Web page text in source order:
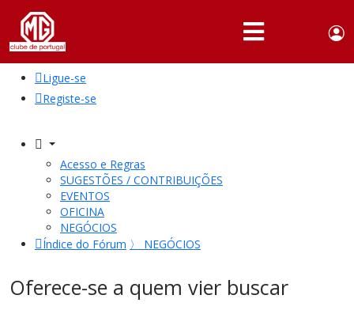
Portuguese,
English
QUEM
SOMOS
ATIVIDADES
NOTÍCIAS
FÓRUM
MG
Ligue-se
Registe-se
Acesso e Regras
SUGESTÕES / CONTRIBUIÇÕES
EVENTOS
OFICINA
NEGÓCIOS
Índice do Fórum 〉 NEGÓCIOS
Oferece-se a quem vier buscar